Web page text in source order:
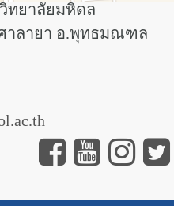
ทยาลัยมหิดล
าลายา อ.พุทธมณฑล